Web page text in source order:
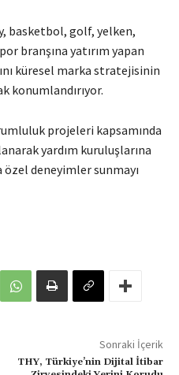
basketbol, golf, yelken,
branşına yatırım yapan
küresel marka stratejisinin
konumlandırıyor.
projeleri kapsamında
yardım kuruluşlarına
deneyimler sunmayı
Sonraki İçerik
THY, Türkiye’nin Dijital İtibar